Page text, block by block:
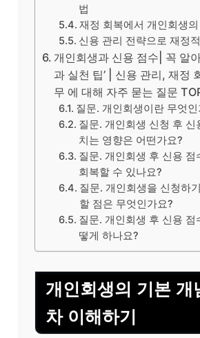
법
재정 회복에서 개인회생
신용 관리 전략으로 재정
개인회생과 신용 점수| 꼭 알
과 실천 팁’ | 신용 관리, 재정
무 에 대해 자주 묻는 질문
질문. 개인회생이란 무엇인
질문. 개인회생 신청 후 신
치는 영향은 어떤가요?
질문. 개인회생 후 신용 점
회복할 수 있나요?
질문. 개인회생을 신청하
할 점은 무엇인가요?
질문. 개인회생 후 신용 점
떻게 하나요?
개인회생의 기본 개
차 이해하기